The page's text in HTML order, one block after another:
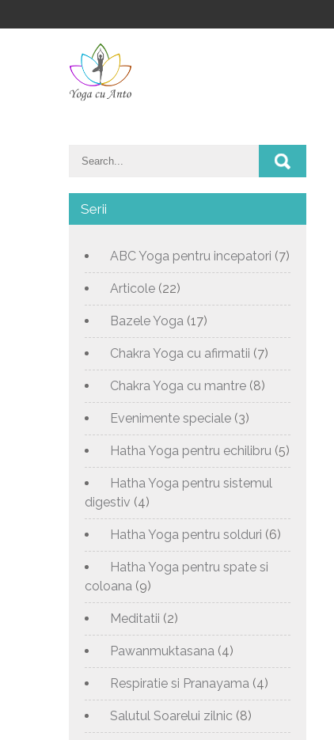
Serii
ABC Yoga pentru incepatori (7)
Articole (22)
Bazele Yoga (17)
Chakra Yoga cu afirmatii (7)
Chakra Yoga cu mantre (8)
Evenimente speciale (3)
Hatha Yoga pentru echilibru (5)
Hatha Yoga pentru sistemul
digestiv (4)
Hatha Yoga pentru solduri (6)
Hatha Yoga pentru spate si
coloana (9)
Meditatii (2)
Pawanmuktasana (4)
Respiratie si Pranayama (4)
Salutul Soarelui zilnic (8)